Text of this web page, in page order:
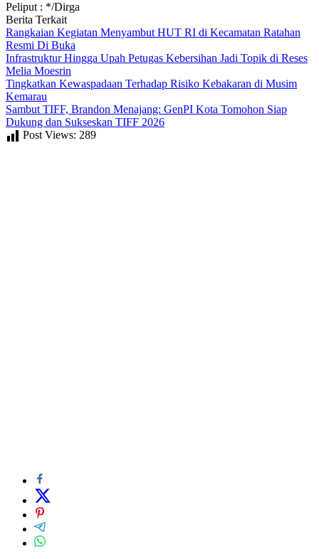
Peliput : */Dirga
Berita Terkait
Rangkaian Kegiatan Menyambut HUT RI di Kecamatan Ratahan
Resmi Di Buka
Infrastruktur Hingga Upah Petugas Kebersihan Jadi Topik di Reses
Melia Moesrin
Tingkatkan Kewaspadaan Terhadap Risiko Kebakaran di Musim
Kemarau
Sambut TIFF, Brandon Menajang: ​GenPI Kota Tomohon Siap
Dukung dan Sukseskan TIFF 2026
Post Views: 289